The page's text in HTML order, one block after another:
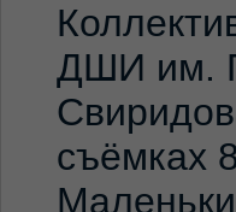
ДШИ им.
съёмках